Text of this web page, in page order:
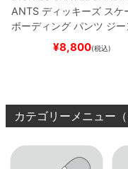
ANTS ディッキーズ スケ
ボーディング パンツ ジ
SLIM FIT 30 LENGTH
スケートボード ス
¥8,800(税込)
カテゴリーメニュー